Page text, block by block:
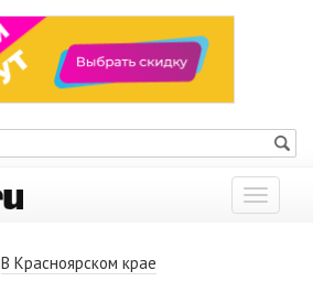
Показать
меню
В Красноярском крае